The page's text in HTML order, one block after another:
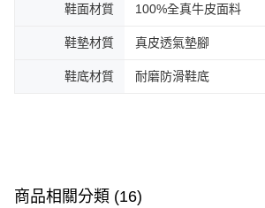
鞋面材質 100%全真牛皮面料
鞋墊材質 真皮透氣墊腳
鞋底材質 耐磨防滑鞋底
商品相關分類 (16)